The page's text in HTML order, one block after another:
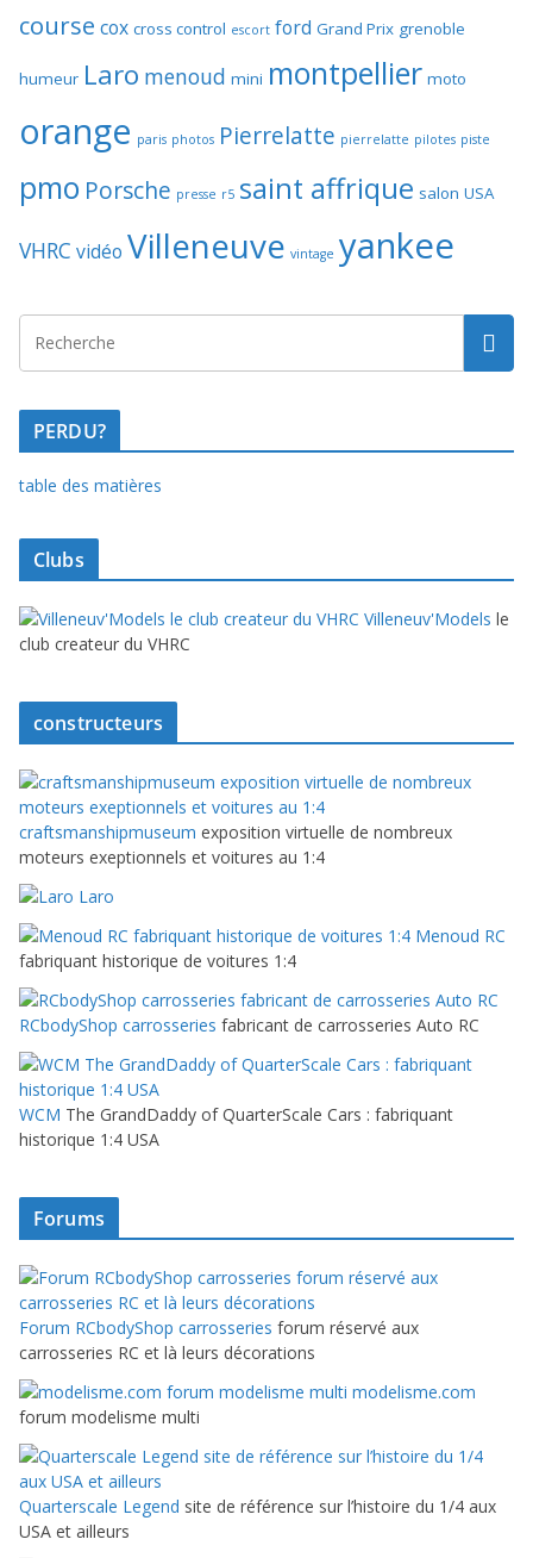
course cox cross control escort ford Grand Prix grenoble
humeur Laro menoud mini montpellier moto
orange paris photos Pierrelatte pierrelatte pilotes piste
pmo Porsche presse r5 saint affrique salon USA
VHRC vidéo Villeneuve vintage yankee
PERDU?
table des matières
Clubs
Villeneuv'Models le
club createur du VHRC
constructeurs
craftsmanshipmuseum exposition virtuelle de nombreux
moteurs exeptionnels et voitures au 1:4
Laro
Menoud RC
fabriquant historique de voitures 1:4
RCbodyShop carrosseries fabricant de carrosseries Auto RC
WCM The GrandDaddy of QuarterScale Cars : fabriquant
historique 1:4 USA
Forums
Forum RCbodyShop carrosseries forum réservé aux
carrosseries RC et là leurs décorations
modelisme.com
forum modelisme multi
Quarterscale Legend site de référence sur l’histoire du 1/4 aux
USA et ailleurs